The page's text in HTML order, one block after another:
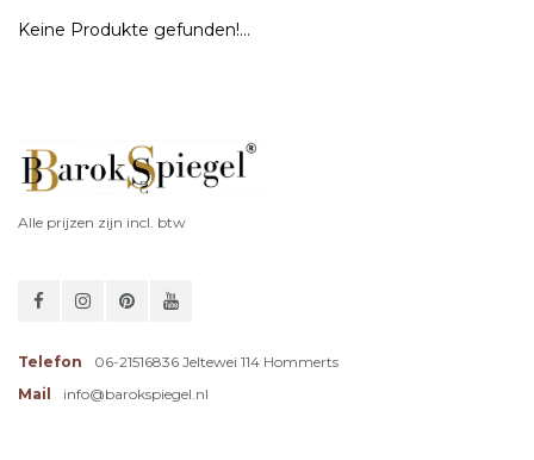
Keine Produkte gefunden!...
Alle prijzen zijn incl. btw
Telefon
06-21516836 Jeltewei 114 Hommerts
Mail
info@barokspiegel.nl